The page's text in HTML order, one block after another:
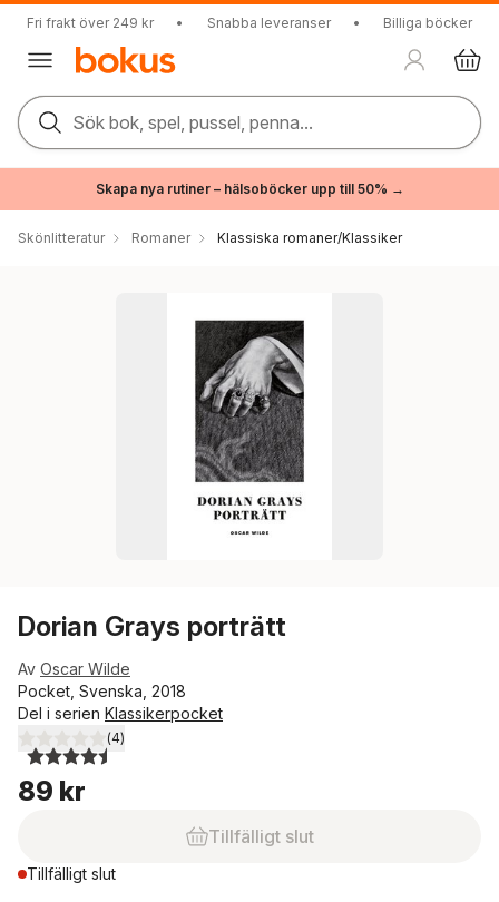
Fri frakt över 249 kr • Snabba leveranser • Billiga böcker
Sök bok, spel, pussel, penna...
Skapa nya rutiner – hälsoböcker upp till 50% →
Skönlitteratur Romaner Klassiska romaner/Klassiker
Dorian Grays porträtt
Av Oscar Wilde
Pocket, Svenska, 2018
Del i serien Klassikerpocket
4,5utav 5 stjärnor. Totalt antal röster:
(4)
89 kr
Tillfälligt slut
Tillfälligt slut